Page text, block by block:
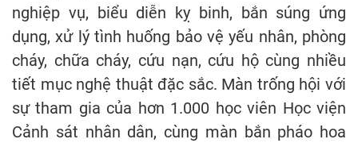
nghiệp vụ, biểu diễn kỵ binh, bắn súng ứng
dụng, xử lý tình huống bảo vệ yếu nhân, phòng
cháy, chữa cháy, cứu nạn, cứu hộ cùng nhiều
tiết mục nghệ thuật đặc sắc. Màn trống hội với
sự tham gia của hơn 1.000 học viên Học viện
Cảnh sát nhân dân, cùng màn bắn pháo hoa